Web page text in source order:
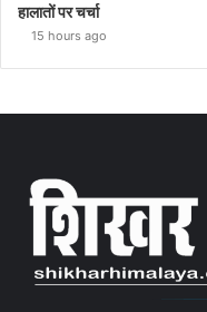
हालातों पर चर्चा
15 hours ago